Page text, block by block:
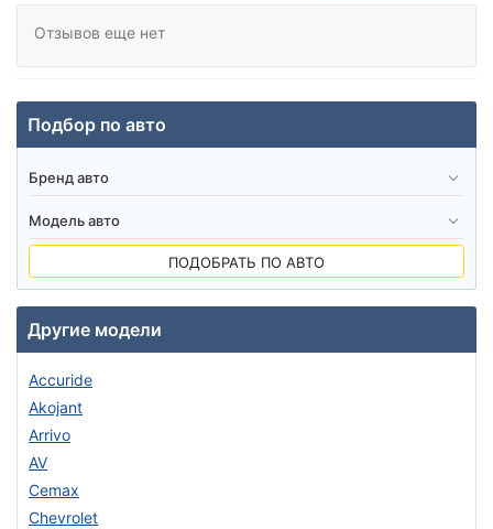
Отзывов еще нет
Подбор по авто
ПОДОБРАТЬ ПО АВТО
Другие модели
Accuride
Akojant
Arrivo
AV
Cemax
Chevrolet